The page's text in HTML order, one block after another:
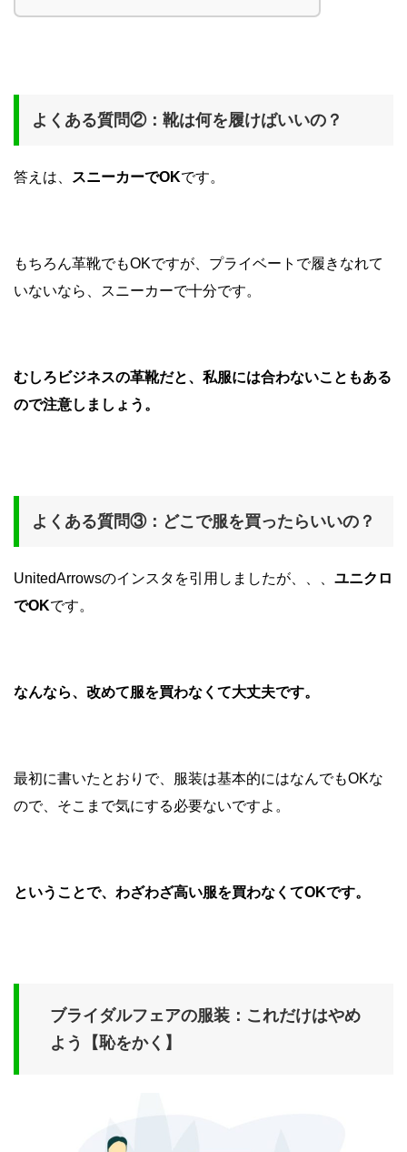
よくある質問②：靴は何を履けばいいの？
答えは、 スニーカーでOKです。
もちろん革靴でもOKですが、プライベートで履きなれて
いないなら、スニーカーで十分です。
むしろビジネスの革靴だと、私服には合わないこともある
ので注意しましょう。
よくある質問③：どこで服を買ったらいいの？
UnitedArrowsのインスタを引用しましたが、、、 ユニクロ
でOKです。
なんなら、改めて服を買わなくて大丈夫です。
最初に書いたとおりで、服装は基本的にはなんでもOKな
ので、そこまで気にする必要ないですよ。
ということで、わざわざ高い服を買わなくてOKです。
ブライダルフェアの服装：これだけはやめ
よう【恥をかく】